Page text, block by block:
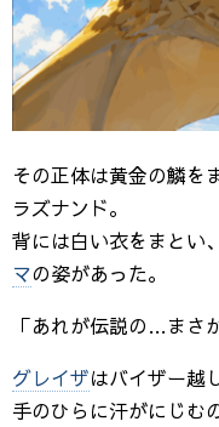
その正体は黄金の鱗を
ラズナンド。
背には白い衣をまとい
マの姿があった。
「あれが伝説の…まさ
グレイザはバイザー越
手のひらに汗がにじむ